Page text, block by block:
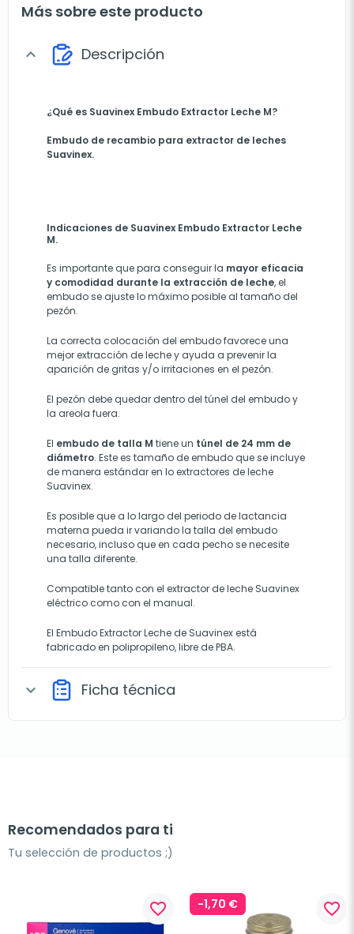
Más sobre este producto
expand_more Descripción
¿Qué es Suavinex Embudo Extractor Leche M?
Embudo de recambio para extractor de leches
Suavinex.
Indicaciones de Suavinex Embudo Extractor Leche
M.
Es importante que para conseguir la mayor eficacia
y comodidad durante la extracción de leche, el
embudo se ajuste lo máximo posible al tamaño del
pezón.
La correcta colocación del embudo favorece una
mejor extracción de leche y ayuda a prevenir la
aparición de gritas y/o irritaciones en el pezón.
El pezón debe quedar dentro del túnel del embudo y
la areola fuera.
El embudo de talla M tiene un túnel de 24 mm de
diámetro. Este es tamaño de embudo que se incluye
de manera estándar en lo extractores de leche
Suavinex.
Es posible que a lo largo del periodo de lactancia
materna pueda ir variando la talla del embudo
necesario, incluso que en cada pecho se necesite
una talla diferente.
Compatible tanto con el extractor de leche Suavinex
eléctrico como con el manual.
El Embudo Extractor Leche de Suavinex está
fabricado en polipropileno, libre de PBA.
expand_more Ficha técnica
Recomendados para ti
Tu selección de productos ;)
favorite_border -1,70 € favorite_border